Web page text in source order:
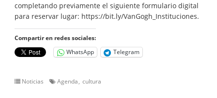
completando previamente el siguiente formulario digital
para reservar lugar: https://bit.ly/VanGogh_Instituciones.
Compartir en redes sociales:
WhatsApp
Telegram
Noticias Agenda cultura